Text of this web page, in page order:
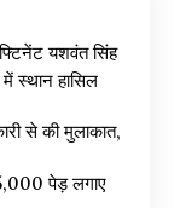
यशवंत सिंह
स्थान हासिल
से की मुलाकात,
पेड़ लगाए